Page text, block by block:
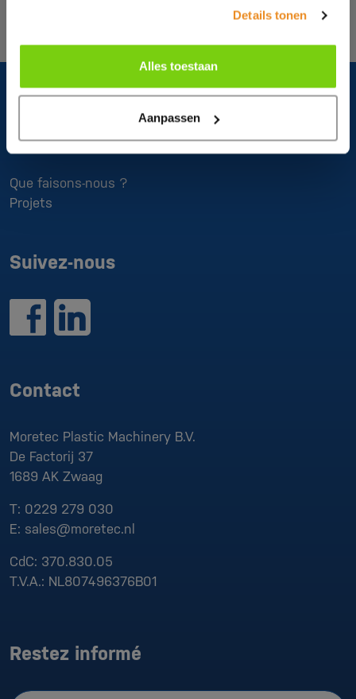
Details tonen
Alles toestaan
Aanpassen
À propos de nous
Que faisons-nous ?
Projets
Suivez-nous
Contact
Moretec Plastic Machinery B.V.
De Factorij 37
1689 AK Zwaag
T: 0229 279 030
E: sales@moretec.nl
CdC: 370.830.05
T.V.A.: NL807496376B01
Restez informé